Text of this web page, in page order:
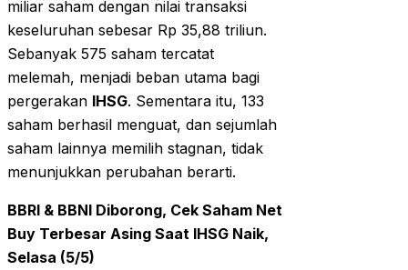
miliar saham dengan nilai transaksi
keseluruhan sebesar Rp 35,88 triliun.
Sebanyak 575 saham tercatat
melemah, menjadi beban utama bagi
pergerakan IHSG. Sementara itu, 133
saham berhasil menguat, dan sejumlah
saham lainnya memilih stagnan, tidak
menunjukkan perubahan berarti.
BBRI & BBNI Diborong, Cek Saham Net
Buy Terbesar Asing Saat IHSG Naik,
Selasa (5/5)